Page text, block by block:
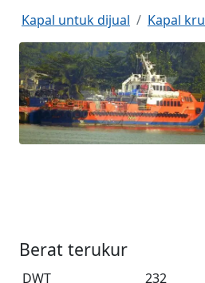
Kapal untuk dijual
Kapal kru
Berat terukur
DWT 232